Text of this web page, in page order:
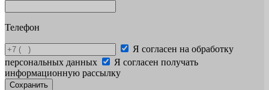
Телефон
Я согласен на обработку
персональных данных
Я согласен получать
информационную рассылку
Сохранить